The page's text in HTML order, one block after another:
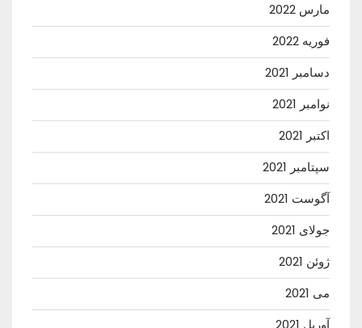
مارس 2022
فوریه 2022
دسامبر 2021
نوامبر 2021
اکتبر 2021
سپتامبر 2021
آگوست 2021
جولای 2021
ژوئن 2021
می 2021